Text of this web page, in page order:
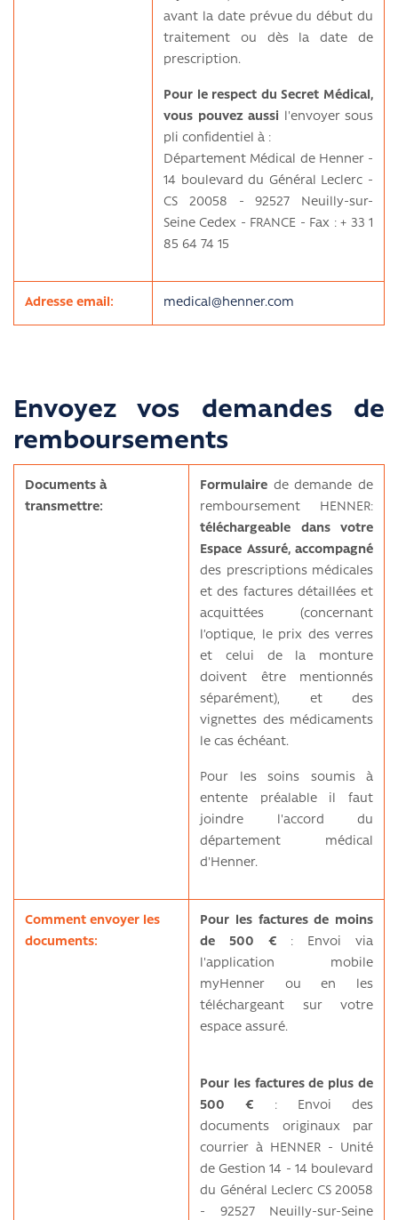
avant la date prévue du début du
traitement ou dès la date de
prescription.
Pour le respect du Secret Médical,
vous pouvez aussi l'envoyer sous
pli confidentiel à :
Département Médical de Henner -
14 boulevard du Général Leclerc -
CS 20058 - 92527 Neuilly-sur-
Seine Cedex - FRANCE - Fax : + 33 1
85 64 74 15
Adresse email: medical@henner.com
Envoyez vos demandes de
remboursements
Documents à
transmettre:
Formulaire de demande de
remboursement HENNER:
téléchargeable dans votre
Espace Assuré, accompagné
des prescriptions médicales
et des factures détaillées et
acquittées (concernant
l’optique, le prix des verres
et celui de la monture
doivent être mentionnés
séparément), et des
vignettes des médicaments
le cas échéant.
Pour les soins soumis à
entente préalable il faut
joindre l'accord du
département médical
d'Henner.
Comment envoyer les
documents:
Pour les factures de moins
de 500 € : Envoi via
l'application mobile
myHenner ou en les
téléchargeant sur votre
espace assuré.
Pour les factures de plus de
500 € : Envoi des
documents originaux par
courrier à HENNER - Unité
de Gestion 14 - 14 boulevard
du Général Leclerc CS 20058
- 92527 Neuilly-sur-Seine